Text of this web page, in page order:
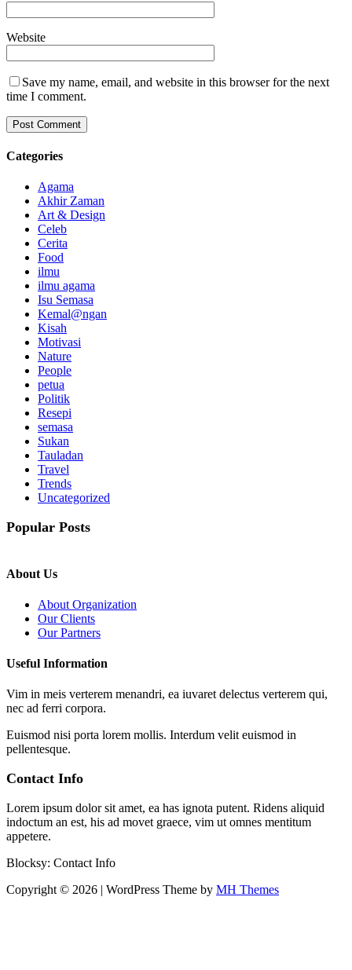
Website
Save my name, email, and website in this browser for the next
time I comment.
Categories
Agama
Akhir Zaman
Art & Design
Celeb
Cerita
Food
ilmu
ilmu agama
Isu Semasa
Kemal@ngan
Kisah
Motivasi
Nature
People
petua
Politik
Resepi
semasa
Sukan
Tauladan
Travel
Trends
Uncategorized
Popular Posts
About Us
About Organization
Our Clients
Our Partners
Useful Information
Vim in meis verterem menandri, ea iuvaret delectus verterem qui,
nec ad ferri corpora.
Euismod nisi porta lorem mollis. Interdum velit euismod in
pellentesque.
Contact Info
Lorem ipsum dolor sit amet, ea has ignota putent. Ridens aliquid
indoctum an est, his ad movet graece, vim ut omnes mentitum
appetere.
Blocksy: Contact Info
Copyright © 2026 | WordPress Theme by MH Themes